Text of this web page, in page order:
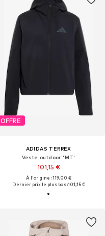
OFFRE
ADIDAS TERREX
Veste outdoor 'MT'
101,15 €
À l'origine : 119,00 €
Dernier prix le plus bas :101,15 €